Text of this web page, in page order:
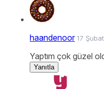
haandenoor 17
Yaptım çok güzel
Yanıtla